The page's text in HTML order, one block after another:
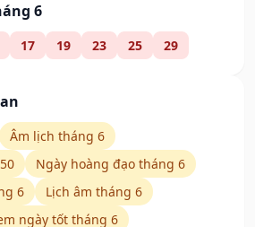
6
17 19 23 25 29
Âm lịch tháng 6
Ngày hoàng đạo tháng 6
6
Lịch âm tháng 6
ngày tốt tháng 6